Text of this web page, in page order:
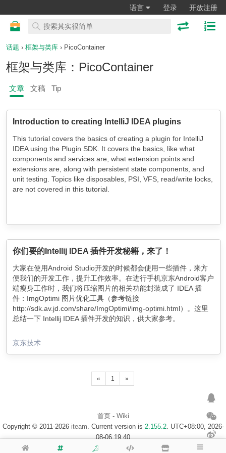
语言 登录 开放注册
话题 › 框架与类库 › PicoContainer
框架与类库：PicoContainer
文章 文稿 Tip
Introduction to creating IntelliJ IDEA plugins
This tutorial covers the basics of creating a plugin for IntelliJ
IDEA using the Plugin SDK. It covers the basics, like what
components and services are, what extension points and
extensions are, along with persistent state components, and
unit testing. Topics like disposables, PSI, VFS, read/write locks,
are not covered in this tutorial.
你们要的Intellij IDEA 插件开发秘籍，来了！
大家在使用Android Studio开发的时候都会使用一些插件，来方
便我们的开发工作，提升工作效率。在进行手机京东Android客户
端瘦身工作时，我们将压缩图片的相关功能封装成了 IDEA 插
件：ImgOptimi 图片优化工具（参考链接
http://sdk.av.jd.com/share/ImgOptimi/img-optimi.html）。这里
总结一下 Intellij IDEA 插件开发的知识，供大家参考。
京东技术
« 1 »
首页- Wiki
Copyright © 2011-2026 iteam . Current version is 2.155.2. UTC+08:00, 2026-
08-06 19:40
浙ICP备14020137号-1 $访客地图$